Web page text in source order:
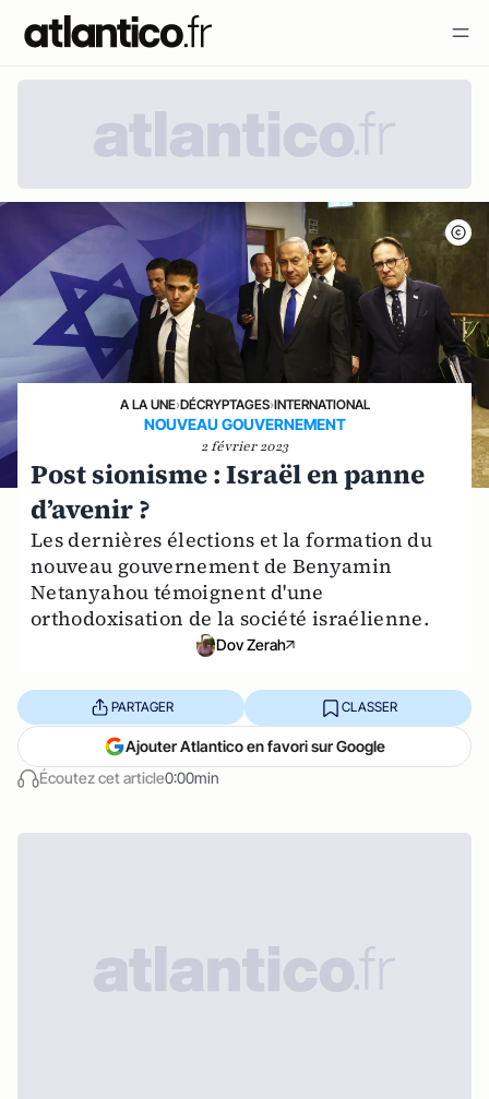
A LA UNE›DÉCRYPTAGES›INTERNATIONAL
NOUVEAU GOUVERNEMENT
2 février 2023
Post sionisme : Israël en panne
d’avenir ?
Les dernières élections et la formation du
nouveau gouvernement de Benyamin
Netanyahou témoignent d'une
orthodoxisation de la société israélienne.
Dov Zerah
Écoutez cet article0:00min
PARTAGER CLASSER
Ajouter Atlantico en favori sur Google